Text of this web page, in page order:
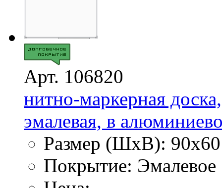
Арт. 106820
нитно-маркерная
эмалевая, в
Размер (ШхВ):
Покрытие: Эмалевое